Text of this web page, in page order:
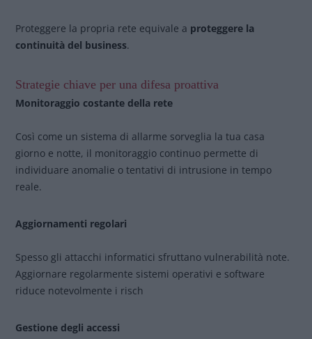
Proteggere la propria rete equivale a proteggere la
continuità del business.
Strategie chiave per una difesa proattiva
Monitoraggio costante della rete
Così come un sistema di allarme sorveglia la tua casa
giorno e notte, il monitoraggio continuo permette di
individuare anomalie o tentativi di intrusione in tempo
reale.
Aggiornamenti regolari
Spesso gli attacchi informatici sfruttano vulnerabilità note.
Aggiornare regolarmente sistemi operativi e software
riduce notevolmente i risch
Gestione degli accessi